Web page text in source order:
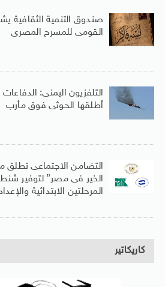
صندوق التنمية الثقافية
القومى للمسرح المصرى
التلفزيون اليمنى:
أطلقها الحوثى فوق مأرب
التضامن الاجتماعى تطلق
الخير فى مصر” لتوفير
المرحلتين الابتدائية
كاريكاتير